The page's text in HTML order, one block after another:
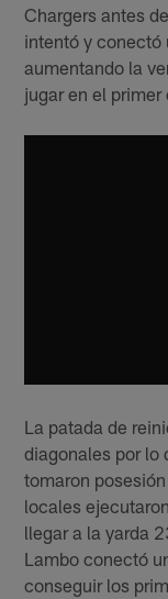
Chargers antes
intentó y conectó
aumentando la
jugar en el primer
La patada de
diagonales por lo
tomaron
locales
llegar a la yarda
Lambo conectó
conseguir los